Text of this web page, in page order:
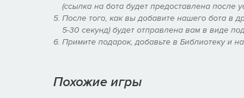
(ссылка на бота будет предоставлена после
После того, как вы добавите нашего бота в
5-30 секунд) будет отправлена вам в виде
Примите подарок, добавьте в Библиотеку и
Похожие игры